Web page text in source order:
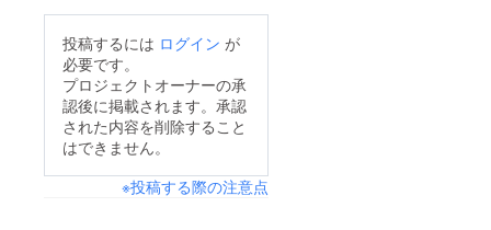
おかげでプロジェクト
を実行することが叶い
ました。誠に有難うご
ざいました！！今回は
程を下記URLにてご報
投稿するには ログイン が
必要です。
プロジェクトオーナーの承
認後に掲載されます。承認
された内容を削除すること
はできません。
※投稿する際の注意点